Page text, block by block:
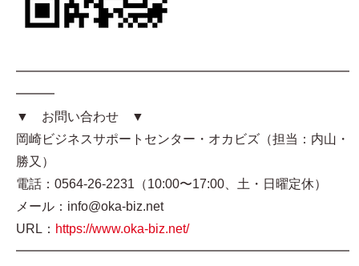
━━━━━━━━━━━━━━━━━━━━━━━━━━
━━━
▼ お問い合わせ ▼
岡崎ビジネスサポートセンター・オカビズ（担当：内山・
勝又）
電話：0564-26-2231（10:00〜17:00、土・日曜定休）
メール：info@oka-biz.net
URL： https://www.oka-biz.net/
━━━━━━━━━━━━━━━━━━━━━━━━━━